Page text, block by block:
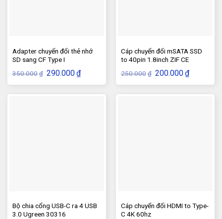
Adapter chuyển đổi thẻ nhớ
SD sang CF Type I
350.000 ₫ Giá
gốc
là:
290.000₫Giá
hiện
tại
Cáp chuyển đổi mSATA SSD
to 40pin 1.8inch ZIF CE
250.000 ₫ Giá
gốc
là:
200.000₫Giá
hiện
tại
Bộ chia cổng USB-C ra 4 USB
3.0 Ugreen 30316
Cáp chuyển đổi HDMI to Type-
C 4K 60hz